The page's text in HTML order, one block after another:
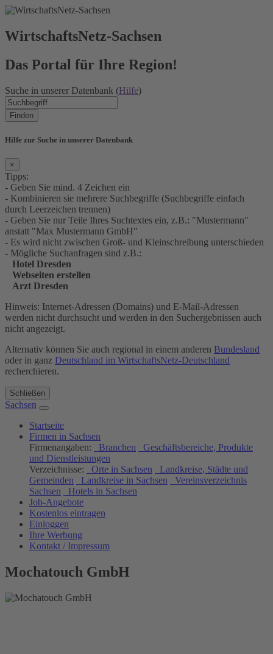
WirtschaftsNetz-Sachsen
Das Portal für Ihre Region!
Suche in unserer Datenbank (Hilfe)
Finden
Hilfe zur Suche in unserer Datenbank
×
Tipps:
- Geben Sie mind. 4 Zeichen ein
- Kombinieren sie mehrere Suchbegriffe (Suchbegriffe einfach
durch Leerzeichen trennen)
- Geben Sie nur Teile Ihres Suchtextes ein, z.B.: "Mustermann"
anstatt "Max Mustermann GmbH"
- Es wird nicht zwischen Groß- und Kleinschreibung unterschieden
- Mögliche Suchanfragen sind z.B.:
Hotel Dresden
Webseiten erstellen
Arzt Dresden
Hinweis: Internet-Adressen (Domains) und E-Mail-Adressen
werden nicht durchsucht und werden in den Suchergebnissen auch
nicht angezeigt.
Alternativ können Sie auch regional in einem anderen Bundesland
oder in ganz Deutschland im WirtschaftsNetz-Deutschland
recherchieren.
Schließen
Sachsen
Startseite
Firmen in Sachsen
Firmenangaben:
Branchen
Geschäftsbereiche, Produkte
und Dienstleistungen
Verzeichnisse:
Orte in Sachsen
Landkreise, Städte und
Gemeinden
Landkreise in Sachsen
Vereinsverzeichnis
Sachsen
Hotels in Sachsen
Job-Angebote
Kostenlos eintragen
Einloggen
Ihre Werbung
Kontakt / Impressum
Mochatouch GmbH